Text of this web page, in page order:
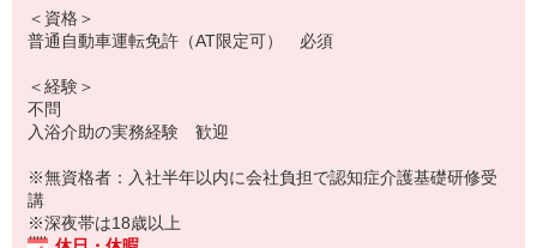
＜資格＞
普通自動車運転免許（AT限定可） 必須
＜経験＞
不問
入浴介助の実務経験 歓迎
※無資格者：入社半年以内に会社負担で認知症介護基礎研修受
講
※深夜帯は18歳以上